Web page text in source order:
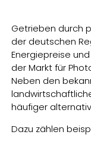
Getrieben durch
der deutschen
Energiepreise
der Markt für
Neben den
häufiger
Dazu zählen